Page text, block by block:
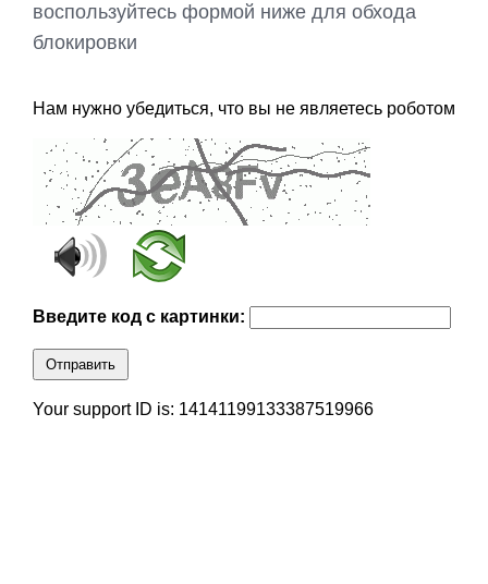
воспользуйтесь формой ниже для обхода
блокировки
Нам нужно убедиться, что вы не являетесь роботом
Введите код с картинки:
Отправить
Your support ID is: 14141199133387519966